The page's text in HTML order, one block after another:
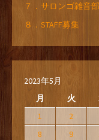
７．サロンゴ雑音
８．STAFF募集
2023年5月
月
火
1 2
8
9